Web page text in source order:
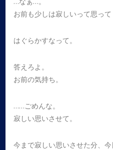
お前も少しは寂しいって思って
はぐらかすなって。
答えろよ。
お前の気持ち。
……ごめんな。
寂しい思いさせて。
今まで寂しい思いさせた分、今